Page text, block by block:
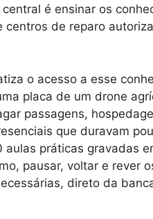
é ensinar os
de reparo
o acesso a esse
placa de um drone
passagens,
que duravam
práticas gravadas
pausar, voltar e rever
direto da